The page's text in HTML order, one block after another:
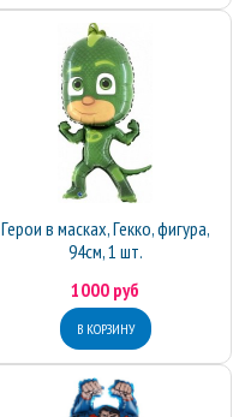
Герои в масках, Гекко, фигура,
94см, 1 шт.
1000 руб